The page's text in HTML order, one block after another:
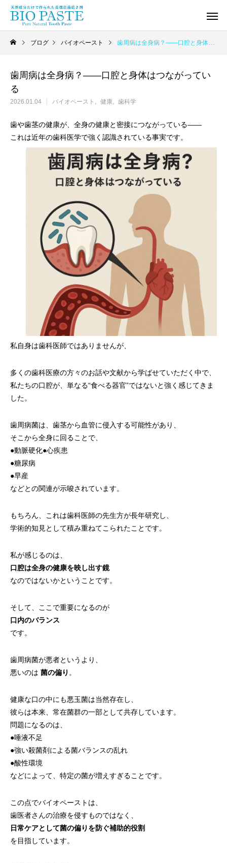
ブログ バイオペースト 歯周病は全身病？——口腔と身体はつながっている
歯周病は全身病？——口腔と身体はつながってい
る
2026.01.04 バイオペースト 健康 歯科学
歯や歯茎の健康が、全身の健康と密接につながっている——
これは近年の歯科医学で強く認識されている事実です。
私自身は歯科医師ではありませんが、
多くの歯科医療の方々のお話や文献から学ばせていただく中で、
私たちの口腔が、単なる“食べる器官”ではないと強く感じてきま
した。
歯周病菌は、歯茎から血管に侵入する可能性があり、
そこから全身に回ることで、
●動脈硬化●心疾患
●糖尿病
●早産
などとの関連が示唆されています。
もちろん、これは歯科医師の先生方が長年研究し、
学術的知見として積み重ねてこられたことです。
私が感じるのは、
口腔は全身の健康を映し出す鏡
なのではないかということです。
そして、ここで重要になるのが
口内のバランス
です。
歯周病菌が悪者というより、
悪いのは 菌の偏り 。
健康な口の中にも悪玉菌は当然存在し、
彼らは本来、常在菌群の一部として共存しています。
問題になるのは、
●唾液不足
●強い殺菌剤による菌バランスの乱れ
●酸性環境
などによって、特定の菌が増えすぎることです。
この点でバイオペーストは、
歯医者さんの治療を侵すものではなく、
日常ケアとして菌の偏りを防ぐ補助的役割
を目指しています。